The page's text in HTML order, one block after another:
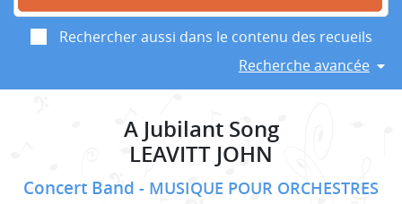
Rechercher aussi dans le contenu des recueils
Recherche avancée
A Jubilant Song
LEAVITT JOHN
Concert Band
MUSIQUE POUR ORCHESTRES